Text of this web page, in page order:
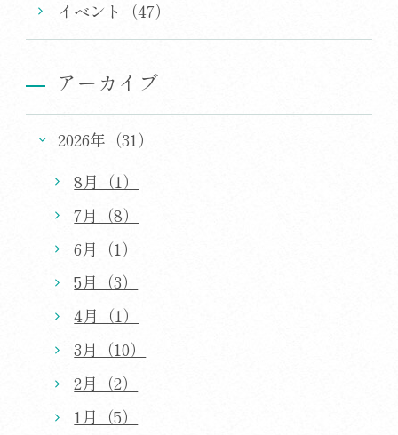
イベント（47）
アーカイブ
2026年（31）
8月（1）
7月（8）
6月（1）
5月（3）
4月（1）
3月（10）
2月（2）
1月（5）